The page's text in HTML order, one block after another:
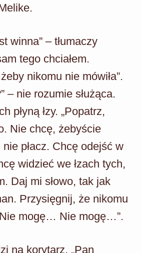
winna” – tłumaczy
tego chciałem.
nikomu nie mówiła”.
– nie rozumie służąca.
płyną łzy. „Popatrz,
Nie chcę, żebyście
nie płacz. Chcę odejść w
widzieć we łzach tych,
Daj mi słowo, tak jak
Przysięgnij, że nikomu
mogę… Nie mogę…”.
na korytarz. „Pan